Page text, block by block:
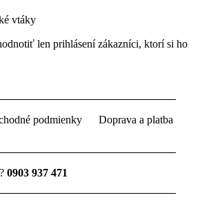
vtáky
podmienky
Doprava a platba
0903 937 471
len prihlásení zákazníci, ktorí si ho